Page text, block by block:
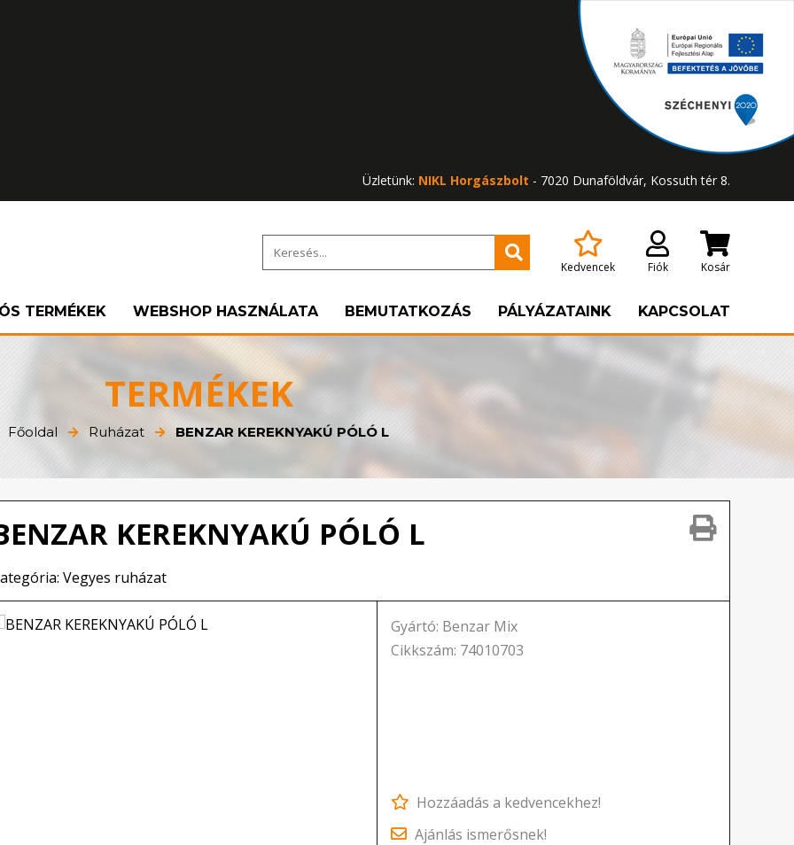
Üzletünk: NIKL Horgászbolt - 7020 Dunaföldvár, Kossuth tér 8.
Kedvencek Fiók Kosár
TERMÉKEK WEBSHOP HASZNÁLATA BEMUTATKOZÁS PÁLYÁZATAINK KAPCSOLAT
TERMÉKEK
Főoldal Ruházat BENZAR KEREKNYAKÚ PÓLÓ L
KEREKNYAKÚ PÓLÓ L
Vegyes ruházat
Gyártó: Benzar Mix
Cikkszám: 74010703
Hozzáadás a kedvencekhez!
Ajánlás ismerősnek!